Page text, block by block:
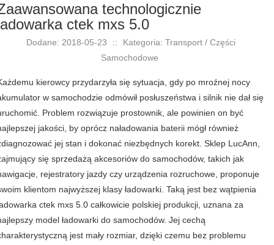
technologicznie
ctek mxs 5.0
Dodane: 2018-05-23 ::
Kategoria: Transport / Części
Samochodowe
kierowcy przydarzyła się sytuacja, gdy po mroźnej nocy
w samochodzie odmówił posłuszeństwa i silnik nie dał się
Problem rozwiązuje prostownik, ale powinien on być
jakości, by oprócz naładowania baterii mógł również
jej stan i dokonać niezbędnych korekt. Sklep LucAnn,
się sprzedażą akcesoriów do samochodów, takich jak
rejestratory jazdy czy urządzenia rozruchowe, proponuje
klientom najwyższej klasy ładowarki. Taką jest bez wątpienia
ctek mxs 5.0 całkowicie polskiej produkcji, uznana za
model ładowarki do samochodów. Jej cechą
jest mały rozmiar, dzięki czemu bez problemu